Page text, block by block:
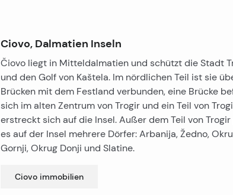
Ciovo, Dalmatien Inseln
Čiovo liegt in Mitteldalmatien und schützt die Stadt
und den Golf von Kaštela. Im nördlichen Teil ist sie
Brücken mit dem Festland verbunden, eine Brücke
sich im alten Zentrum von Trogir und ein Teil von
erstreckt sich auf die Insel. Außer dem Teil von
es auf der Insel mehrere Dörfer: Arbanija, Žedno,
Gornji, Okrug Donji und Slatine.
Ciovo immobilien